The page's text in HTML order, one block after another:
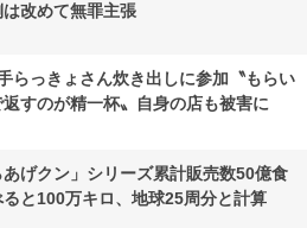
改めて無罪主張
らっきょさん炊き出しに参加〝もらい
すのが精一杯〟自身の店も被害に
げクン」シリーズ累計販売数50億食
と100万キロ、地球25周分と計算